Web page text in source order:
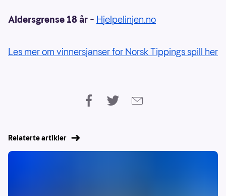
Aldersgrense 18 år – Hjelpelinjen.no
Les mer om vinnersjanser for Norsk Tippings spill her
Relaterte artikler